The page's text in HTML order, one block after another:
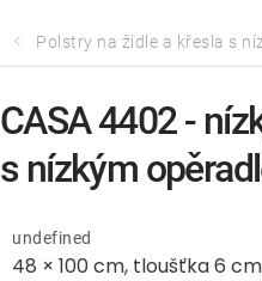
Lavice a houpačky
Lehátka
Polstry na židle a křesla s
48 × 100 cm, tloušťka 6 cm
undefined
CASA 4402 -
s nízkým